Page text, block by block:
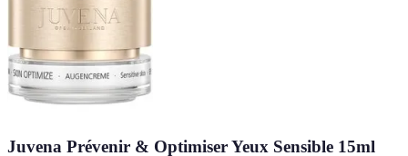
Juvena Prévenir & Optimiser Yeux Sensible 15ml